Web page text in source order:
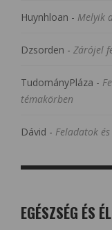
Huynhloan - Melyik
Dzsorden - Zárójel
TudományPláza -
témakörben
Dávid - Feladatok
EGÉSZSÉG ÉS